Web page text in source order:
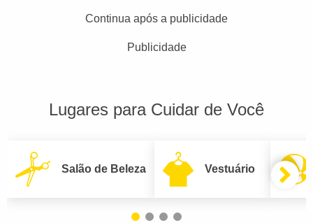
Continua após a publicidade
Publicidade
Lugares para Cuidar de Você
Salão de Beleza Vestuário